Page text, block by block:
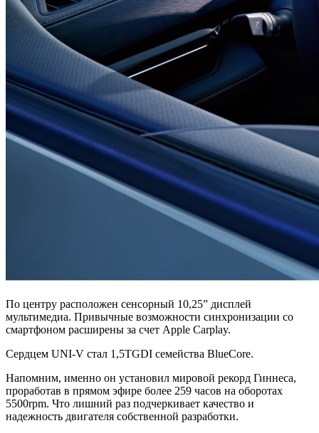
По центру расположен сенсорный 10,25” дисплей
мультимедиа. Привычные возможности синхронизации со
смартфоном расширены за счет Apple Carplay.
Сердцем UNI-V стал 1,5TGDI семейства BlueCore.
Напомним, именно он установил мировой рекорд Гиннеса,
проработав в прямом эфире более 259 часов на оборотах
5500rpm. Что лишний раз подчеркивает качество и
надежность двигателя собственной разработки.